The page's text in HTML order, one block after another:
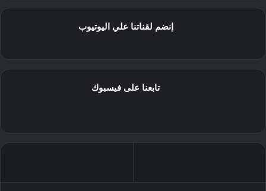
إنضم لقناتنا علي اليوتيوب
تابعنا على فيسبوك